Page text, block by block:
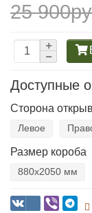
25
Доступные
Сторона
Левое
Размер короба
880х2050 мм